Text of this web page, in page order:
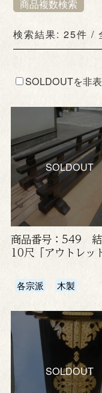
商品複数検索
検索結果: 25件 /
SOLDOUTを非
SOLDOUT
商品番号：549
10尺「アウトレッ
各宗派 木製
SOLDOUT